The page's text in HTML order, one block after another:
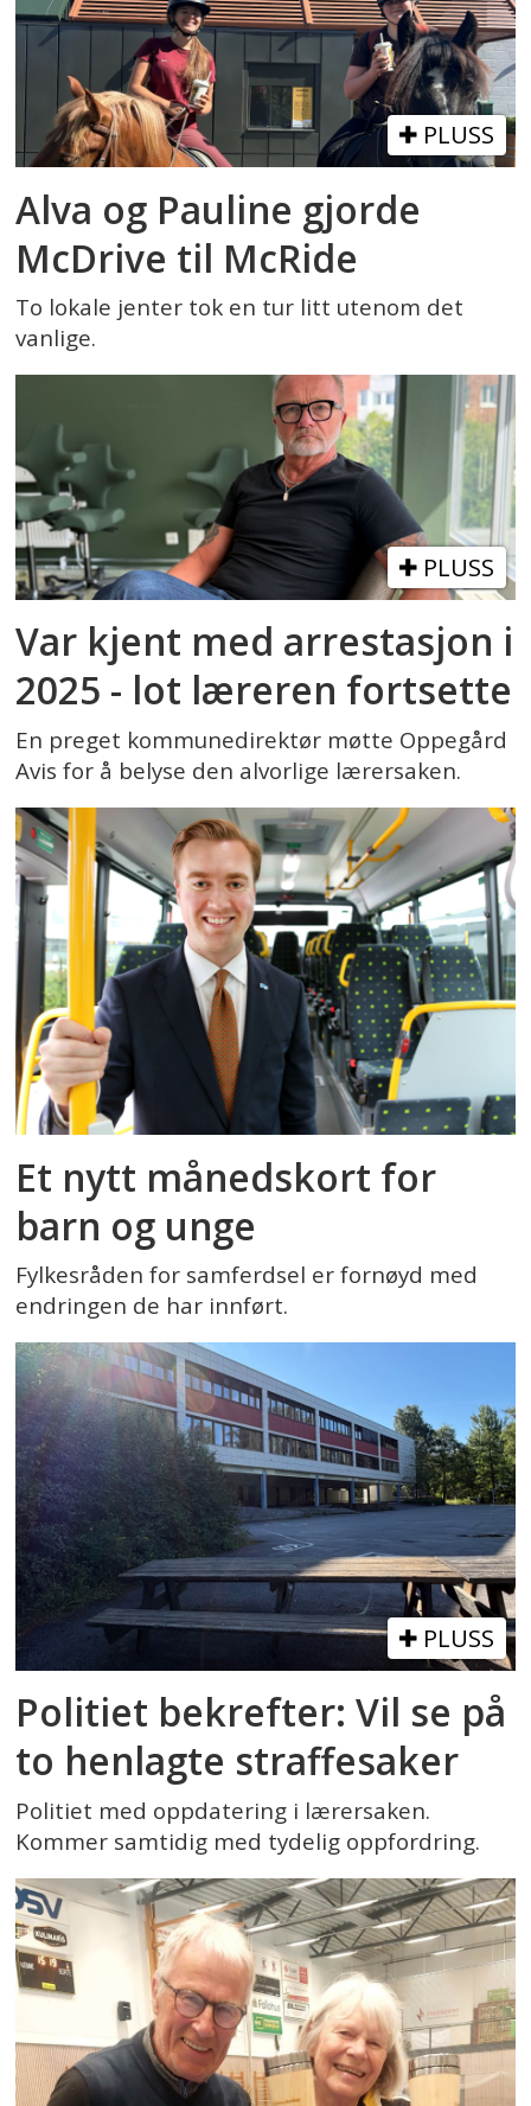
PLUSS
Alva og Pauline gjorde
McDrive til McRide
To lokale jenter tok en tur litt utenom det
vanlige.
PLUSS
Var kjent med arrestasjon i
2025 - lot læreren fortsette
En preget kommunedirektør møtte Oppegård
Avis for å belyse den alvorlige lærersaken.
Et nytt månedskort for
barn og unge
Fylkesråden for samferdsel er fornøyd med
endringen de har innført.
PLUSS
Politiet bekrefter: Vil se på
to henlagte straffesaker
Politiet med oppdatering i lærersaken.
Kommer samtidig med tydelig oppfordring.